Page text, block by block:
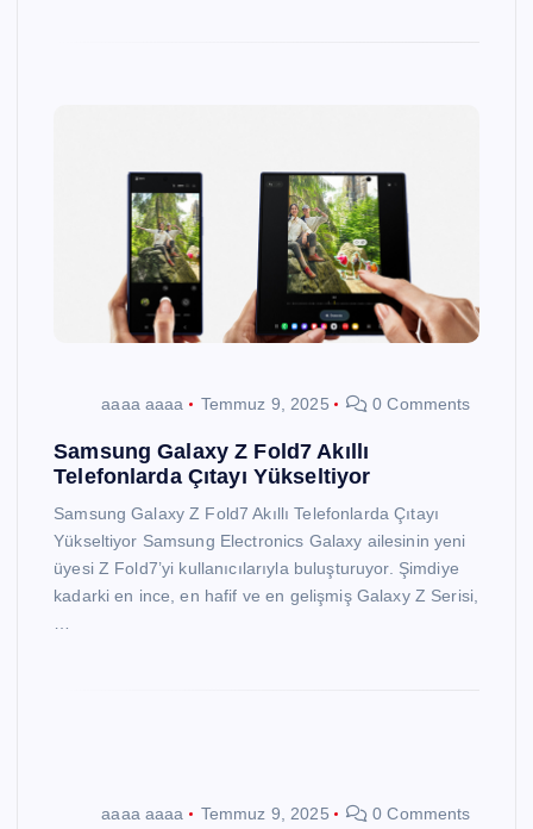
aaaa aaaa Temmuz 9, 2025 0 Comments
Samsung Galaxy Z Fold7 Akıllı
Telefonlarda Çıtayı Yükseltiyor
Samsung Galaxy Z Fold7 Akıllı Telefonlarda Çıtayı
Yükseltiyor Samsung Electronics Galaxy ailesinin yeni
üyesi Z Fold7’yi kullanıcılarıyla buluşturuyor. Şimdiye
kadarki en ince, en hafif ve en gelişmiş Galaxy Z Serisi,
aaaa aaaa Temmuz 9, 2025 0 Comments